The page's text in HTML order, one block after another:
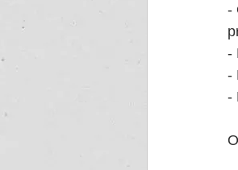
-
-
-
-